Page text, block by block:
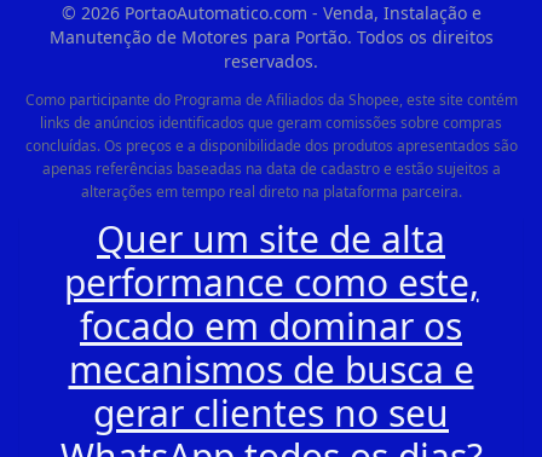
© 2026PortaoAutomatico.com - Venda, Instalação e
Manutenção de Motores para Portão. Todos os direitos
reservados.
Como participante do Programa de Afiliados da Shopee, este site contém
links de anúncios identificados que geram comissões sobre compras
concluídas. Os preços e a disponibilidade dos produtos apresentados são
apenas referências baseadas na data de cadastro e estão sujeitos a
alterações em tempo real direto na plataforma parceira.
Quer um site de alta
performance como este,
focado em dominar os
mecanismos de busca e
gerar clientes no seu